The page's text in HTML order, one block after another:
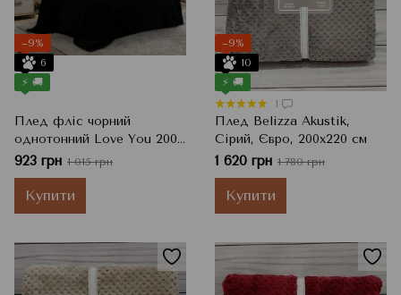
−9%
6
⚡ 🚚
Плед фліс чорний
однотонний Love You 200
x 220 см
923 грн 1 015 грн
Купити
−9%
10
⚡ 🚚
1
Плед Belizza Akustik,
Сірий, Євро, 200x220 см
1 620 грн 1 780 грн
Купити